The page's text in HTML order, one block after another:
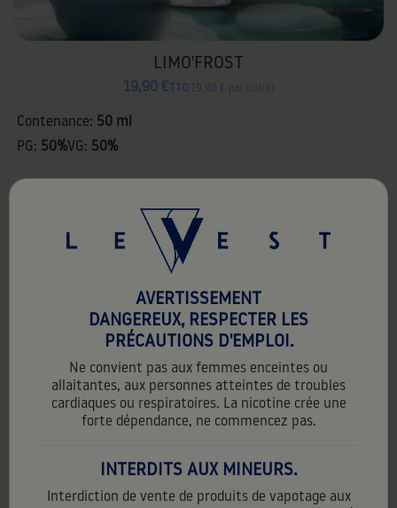
AVERTISSEMENT
DANGEREUX, RESPECTER LES
PRÉCAUTIONS D'EMPLOI.
Ne convient pas aux femmes enceintes ou
allaitantes, aux personnes atteintes de troubles
cardiaques ou respiratoires. La nicotine crée une
forte dépendance, ne commencez pas.
INTERDITS AUX MINEURS.
Interdiction de vente de produits de vapotage aux
LIMO'FROST
19,90 € TTC 19,90 € par unité
Contenance: 50 ml
PG: 50%VG: 50%
50ml